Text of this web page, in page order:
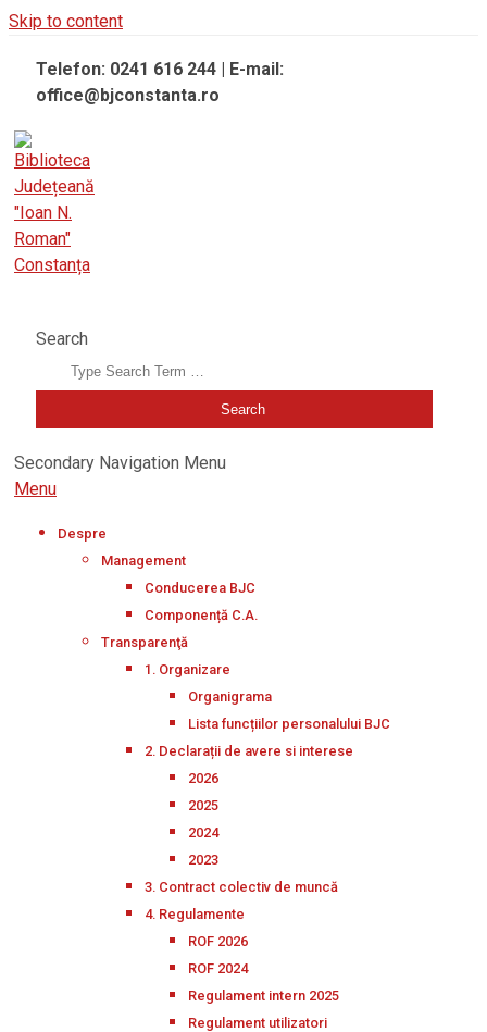
Skip to content
Telefon: 0241 616 244 | E-mail:
office@bjconstanta.ro
Search
Secondary Navigation Menu
Menu
Despre
Management
Conducerea BJC
Componență C.A.
Transparenţă
1. Organizare
Organigrama
Lista funcțiilor personalului BJC
2. Declarații de avere si interese
2026
2025
2024
2023
3. Contract colectiv de muncă
4. Regulamente
ROF 2026
ROF 2024
Regulament intern 2025
Regulament utilizatori